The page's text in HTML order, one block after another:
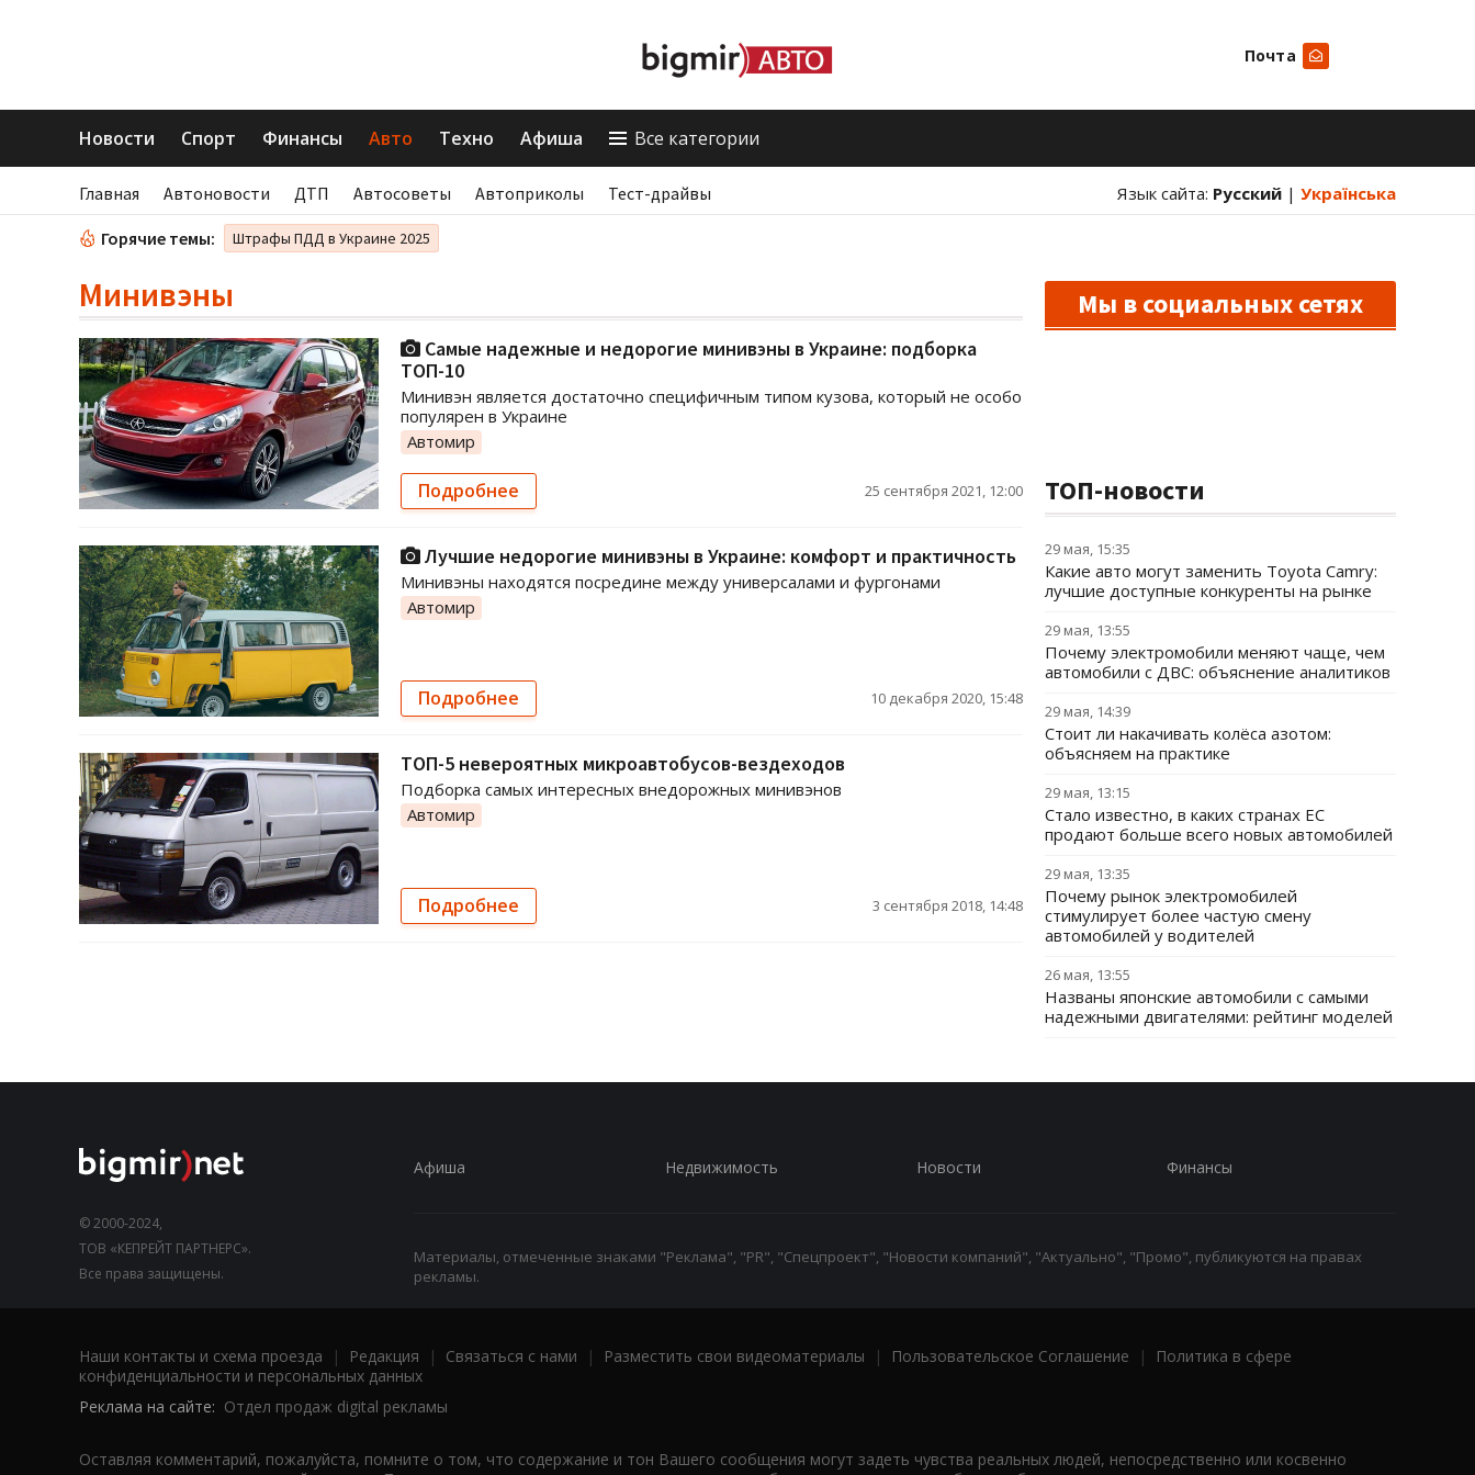
Почта
Новости Спорт Финансы Авто Техно Афиша Все категории
Главная Автоновости ДТП Автосоветы Автоприколы Тест-драйвы Язык сайта: Русский | Українська
Горячие темы: Штрафы ПДД в Украине 2025
Минивэны
Самые надежные и недорогие минивэны в Украине: подборка
ТОП-10
Минивэн является достаточно специфичным типом кузова, который не особо
популярен в Украине
Автомир
Подробнее 25 сентября 2021, 12:00
Лучшие недорогие минивэны в Украине: комфорт и практичность
Минивэны находятся посредине между универсалами и фургонами
Автомир
Подробнее 10 декабря 2020, 15:48
ТОП-5 невероятных микроавтобусов-вездеходов
Подборка самых интересных внедорожных минивэнов
Автомир
Подробнее 3 сентября 2018, 14:48
Мы в социальных сетях
ТОП-новости
29 мая, 15:35
Какие авто могут заменить Toyota Camry:
лучшие доступные конкуренты на рынке
29 мая, 13:55
Почему электромобили меняют чаще, чем
автомобили с ДВС: объяснение аналитиков
29 мая, 14:39
Стоит ли накачивать колёса азотом:
объясняем на практике
29 мая, 13:15
Стало известно, в каких странах ЕС
продают больше всего новых автомобилей
29 мая, 13:35
Почему рынок электромобилей
стимулирует более частую смену
автомобилей у водителей
26 мая, 13:55
Названы японские автомобили с самыми
надежными двигателями: рейтинг моделей
© 2000-2024,
ТОВ «КЕПРЕЙТ ПАРТНЕРС».
Все права защищены.
Афиша Недвижимость Новости Финансы
Материалы, отмеченные знаками "Реклама", "PR", "Спецпроект", "Новости компаний", "Актуально", "Промо", публикуются на правах
рекламы.
Наши контакты и схема проезда | Редакция | Связаться с нами | Разместить свои видеоматериалы | Пользовательское Соглашение |
Политика в сфере
конфиденциальности и персональных данных
Реклама на сайте: Отдел продаж digital рекламы
Оставляя комментарий, пожалуйста, помните о том, что содержание и тон Вашего сообщения могут задеть чувства реальных людей, непосредственно или косвенно